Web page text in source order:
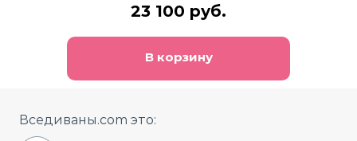
23 100 руб.
В корзину
Вседиваны.com это: